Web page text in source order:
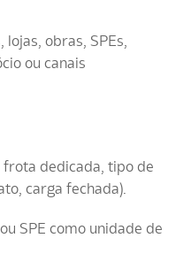
obras, SPEs,
ou canais
frota dedicada, tipo de
carga fechada).
SPE como unidade de